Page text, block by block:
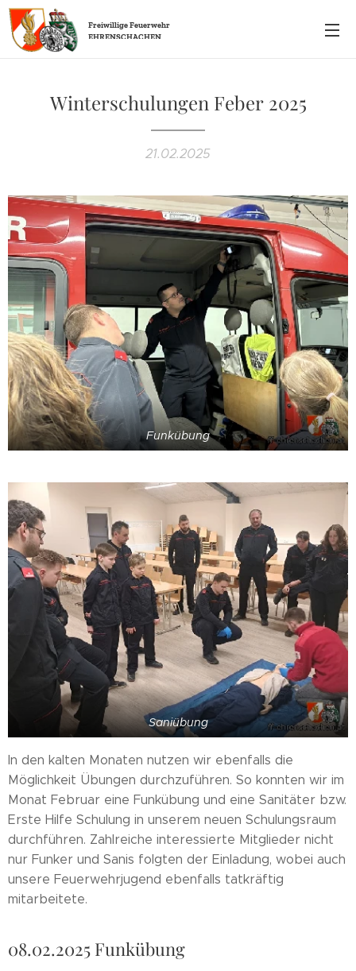
FreiwilligeFeuerwehr
EHRENSCHACHEN
Winterschulungen Feber 2025
21.02.2025
Funkübung
Saniübung
In den kalten Monaten nutzen wir ebenfalls die
Möglichkeit Übungen durchzuführen. So konnten wir im
Monat Februar eine Funkübung und eine Sanitäter bzw.
Erste Hilfe Schulung in unserem neuen Schulungsraum
durchführen. Zahlreiche interessierte Mitglieder nicht
nur Funker und Sanis folgten der Einladung, wobei auch
unsere Feuerwehrjugend ebenfalls tatkräftig
mitarbeitete.
08.02.2025 Funkübung